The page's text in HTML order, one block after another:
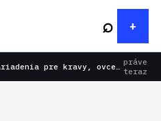
⌕
Mobilné dojacie zariadenia pre kravy, ovce aj kozy: rýchlejšie dojenie bez zbytočnej námahy práve
teraz